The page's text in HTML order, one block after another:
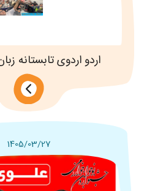
اردو اردوی تابستانه
1405/03/27